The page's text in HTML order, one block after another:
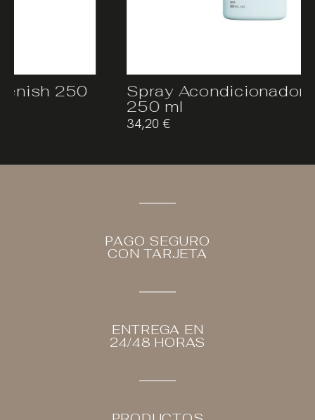
Spray Acondicionador Hydrate
PAGO SEGURO
CON TARJETA
ENTREGA EN
24/48 HORAS